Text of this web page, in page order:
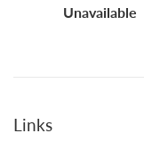
Unavailable
Links